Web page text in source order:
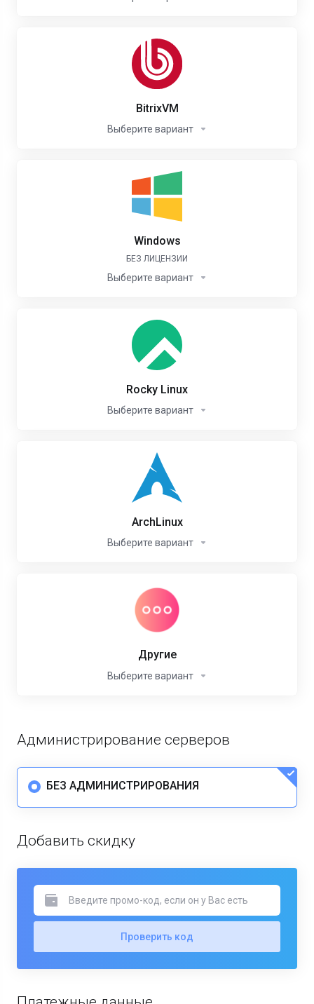
BitrixVM
Выберите вариант
Windows
БЕЗ ЛИЦЕНЗИИ
Выберите вариант
Rocky Linux
Выберите вариант
ArchLinux
Выберите вариант
Другие
Выберите вариант
Администрирование серверов
БЕЗ АДМИНИСТРИРОВАНИЯ
Добавить скидку
Проверить код